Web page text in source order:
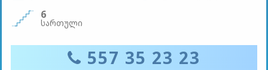
6
სართული
557 35 23 23